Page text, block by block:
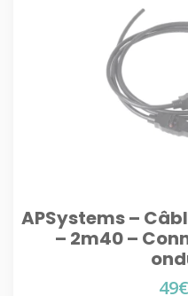
APSystems –
– 2m40 –
49€